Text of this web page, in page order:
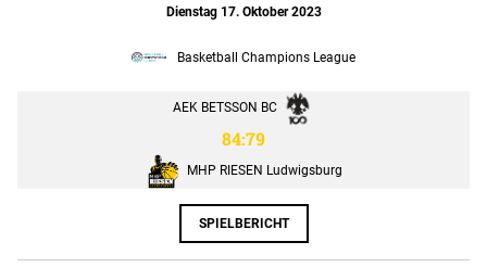
Dienstag 17. Oktober 2023
Basketball Champions League
AEK BETSSON BC
84:79
MHP RIESEN Ludwigsburg
SPIELBERICHT